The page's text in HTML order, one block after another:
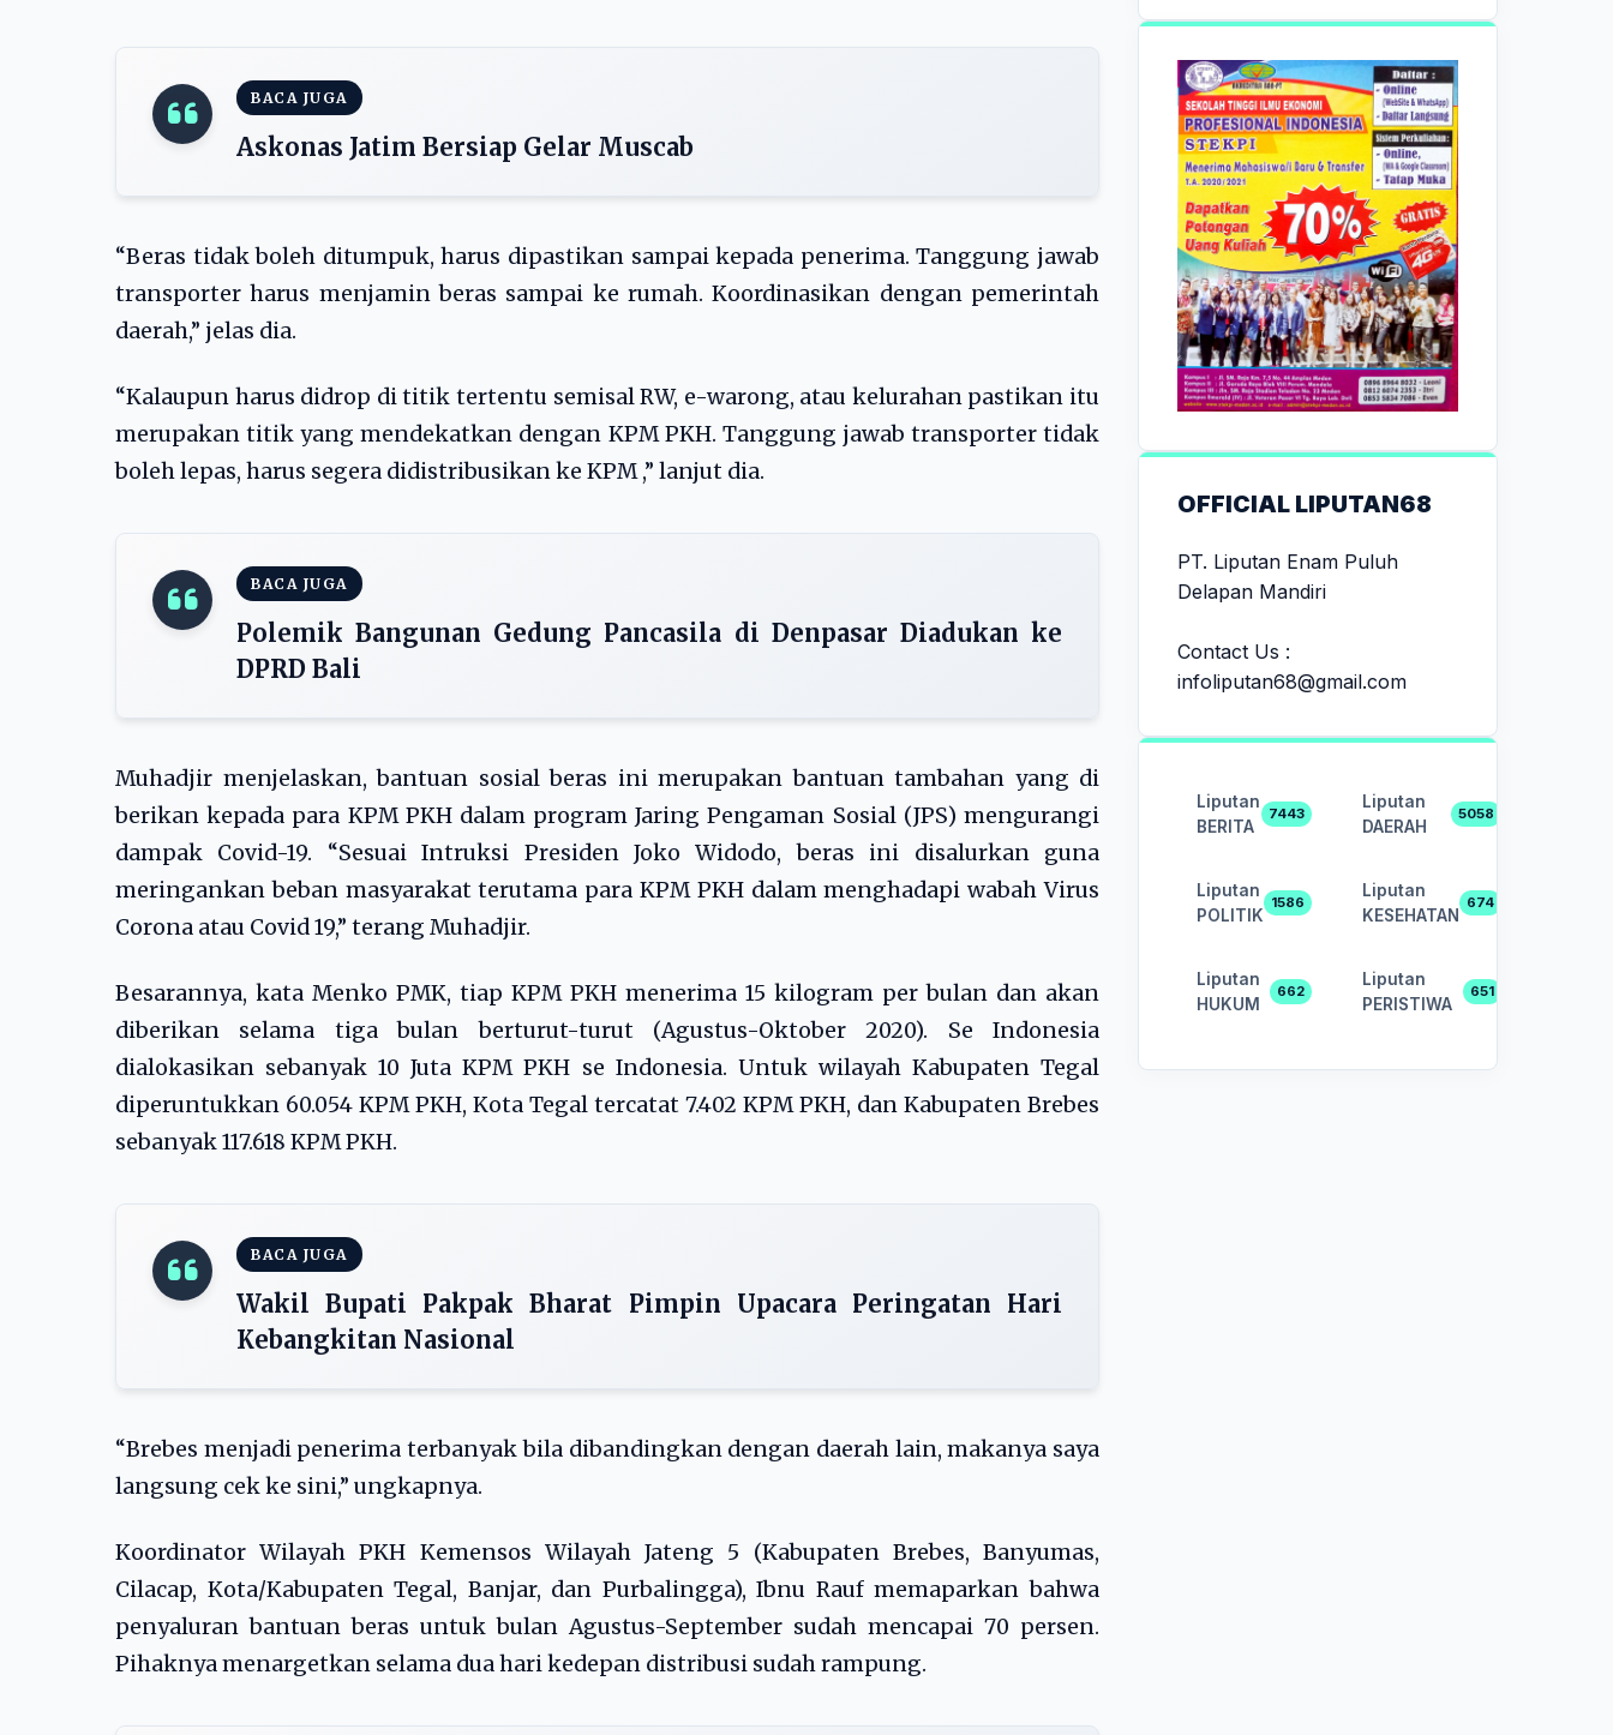
BACA JUGA
Askonas Jatim Bersiap Gelar Muscab
“Beras tidak boleh ditumpuk, harus dipastikan sampai kepada penerima. Tanggung jawab
transporter harus menjamin beras sampai ke rumah. Koordinasikan dengan pemerintah
daerah,” jelas dia.
“Kalaupun harus didrop di titik tertentu semisal RW, e-warong, atau kelurahan pastikan itu
merupakan titik yang mendekatkan dengan KPM PKH. Tanggung jawab transporter tidak
boleh lepas, harus segera didistribusikan ke KPM ,” lanjut dia.
BACA JUGA
Polemik Bangunan Gedung Pancasila di Denpasar Diadukan ke
DPRD Bali
Muhadjir menjelaskan, bantuan sosial beras ini merupakan bantuan tambahan yang di
berikan kepada para KPM PKH dalam program Jaring Pengaman Sosial (JPS) mengurangi
dampak Covid-19. “Sesuai Intruksi Presiden Joko Widodo, beras ini disalurkan guna
meringankan beban masyarakat terutama para KPM PKH dalam menghadapi wabah Virus
Corona atau Covid 19,” terang Muhadjir.
Besarannya, kata Menko PMK, tiap KPM PKH menerima 15 kilogram per bulan dan akan
diberikan selama tiga bulan berturut-turut (Agustus-Oktober 2020). Se Indonesia
dialokasikan sebanyak 10 Juta KPM PKH se Indonesia. Untuk wilayah Kabupaten Tegal
diperuntukkan 60.054 KPM PKH, Kota Tegal tercatat 7.402 KPM PKH, dan Kabupaten Brebes
sebanyak 117.618 KPM PKH.
BACA JUGA
Wakil Bupati Pakpak Bharat Pimpin Upacara Peringatan Hari
Kebangkitan Nasional
“Brebes menjadi penerima terbanyak bila dibandingkan dengan daerah lain, makanya saya
langsung cek ke sini,” ungkapnya.
Koordinator Wilayah PKH Kemensos Wilayah Jateng 5 (Kabupaten Brebes, Banyumas,
Cilacap, Kota/Kabupaten Tegal, Banjar, dan Purbalingga), Ibnu Rauf memaparkan bahwa
penyaluran bantuan beras untuk bulan Agustus-September sudah mencapai 70 persen.
Pihaknya menargetkan selama dua hari kedepan distribusi sudah rampung.
OFFICIAL LIPUTAN68
PT. Liputan Enam Puluh
Delapan Mandiri
Contact Us :
infoliputan68@gmail.com
Liputan
BERITA
7443
Liputan
DAERAH
5058
Liputan
POLITIK
1586
Liputan
KESEHATAN
674
Liputan
HUKUM
662
Liputan
PERISTIWA
651